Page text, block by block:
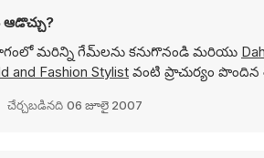
మరిన్ని గేమ్‌లను కనుగొనండి మరియు
and Fashion Stylist వంటి ప్రాచుర్యం
చేర్చబడినది 06 జూలై 2007